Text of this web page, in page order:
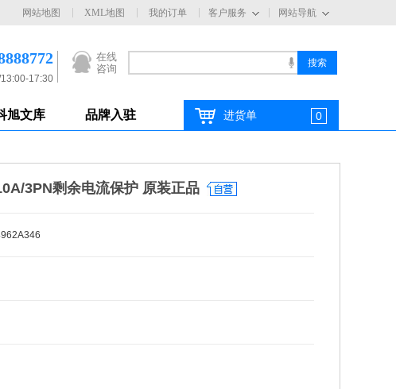
网站导航
客户服务
网站地图 XML地图 我的订单
在线
咨询
17:30
旭文库 品牌入驻 进货单 0
3PN剩余电流保护 原装正品